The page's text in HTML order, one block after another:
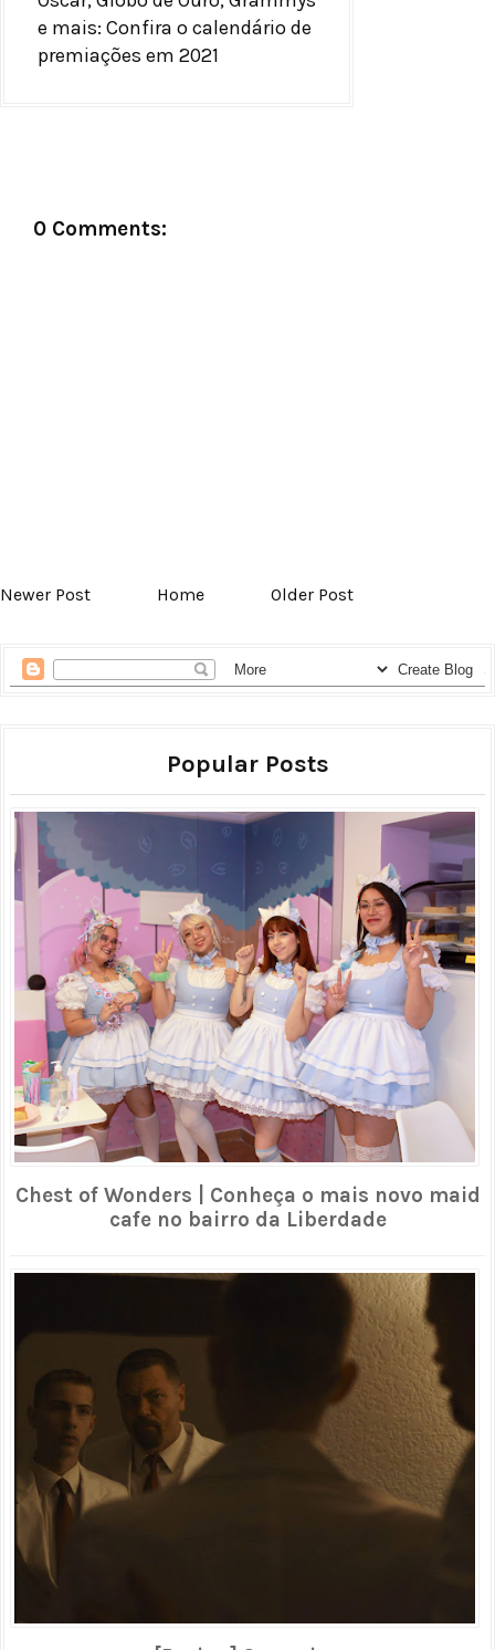
e mais: Confira o calendário de
premiações em 2021
0 Comments:
Newer Post Home Older Post
Popular Posts
Chest of Wonders | Conheça o mais novo maid
cafe no bairro da Liberdade